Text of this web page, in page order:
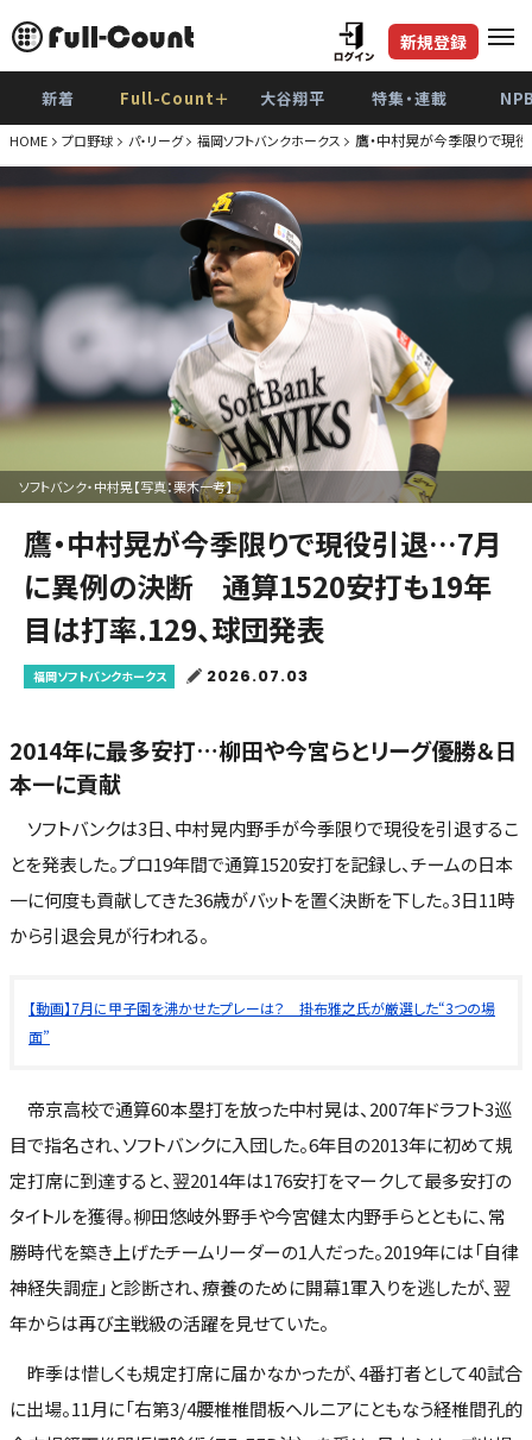
新規登録
新着 Full-Count＋ 大谷翔平 特集・連載
HOME プロ野球 パ・リーグ 福岡ソフトバンクホークス 鷹・中村晃が今季限りで
ソフトバンク・中村晃【写真：栗木一考】
鷹・中村晃が今季限りで現役引退…7月
に異例の決断 通算1520安打も19年
目は打率.129、球団発表
福岡ソフトバンクホークス 2026.07.03
2014年に最多安打…柳田や今宮らとリーグ優勝＆日
本一に貢献
ソフトバンクは3日、中村晃内野手が今季限りで現役を引退するこ
とを発表した。プロ19年間で通算1520安打を記録し、チームの日本
一に何度も貢献してきた36歳がバットを置く決断を下した。3日11時
から引退会見が行われる。
【動画】7月に甲子園を沸かせたプレーは？ 掛布雅之氏が厳選した“3つの場
面”
帝京高校で通算60本塁打を放った中村晃は、2007年ドラフト3巡
目で指名され、ソフトバンクに入団した。6年目の2013年に初めて規
定打席に到達すると、翌2014年は176安打をマークして最多安打の
タイトルを獲得。柳田悠岐外野手や今宮健太内野手らとともに、常
勝時代を築き上げたチームリーダーの1人だった。2019年には「自律
神経失調症」と診断され、療養のために開幕1軍入りを逃したが、翌
年からは再び主戦級の活躍を見せていた。
昨季は惜しくも規定打席に届かなかったが、4番打者として40試合
に出場。11月に「右第3/4腰椎椎間板ヘルニアにともなう経椎間孔的